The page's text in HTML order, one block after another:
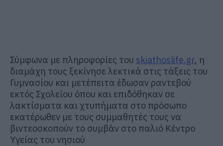
Σύμφωνα με πληροφορίες του skiathoslife.gr, η
διαμάχη τους ξεκίνησε λεκτικά στις τάξεις του
Γυμνασίου και μετέπειτα έδωσαν ραντεβού
εκτός Σχολείου όπου και επιδόθηκαν σε
λακτίσματα και χτυπήματα στο πρόσωπο
εκατέρωθεν με τους συμμαθητές τους να
βιντεοσκοπούν το συμβάν στο παλιό Κέντρο
Υγείας του νησιού